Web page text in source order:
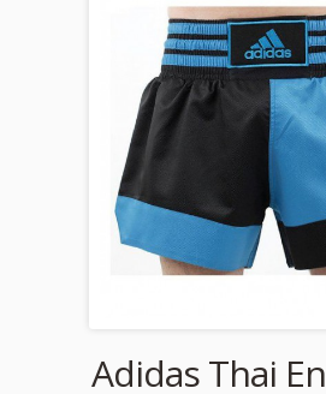
Adidas Thai En